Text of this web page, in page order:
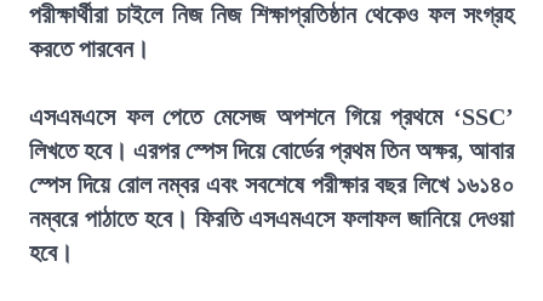
পরীক্ষার্থীরা চাইলে নিজ নিজ শিক্ষাপ্রতিষ্ঠান থেকেও ফল সংগ্রহ
করতে পারবেন।
এসএমএসে ফল পেতে মেসেজ অপশনে গিয়ে প্রথমে ‘SSC’
লিখতে হবে। এরপর স্পেস দিয়ে বোর্ডের প্রথম তিন অক্ষর, আবার
স্পেস দিয়ে রোল নম্বর এবং সবশেষে পরীক্ষার বছর লিখে ১৬১৪০
নম্বরে পাঠাতে হবে। ফিরতি এসএমএসে ফলাফল জানিয়ে দেওয়া
হবে।